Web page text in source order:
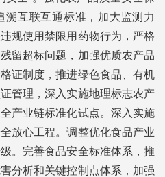
溯互联互通标准，加大监测力
规使用禁限用药物行为，严格
留超标问题，加强优质农产品
证制度，推进绿色食品、有机
管理，深入实施地理标志农产
产业链标准化试点。深入实施
放心工程。调整优化食品产业
。完善食品安全标准体系，推
分析和关键控制点体系，加强